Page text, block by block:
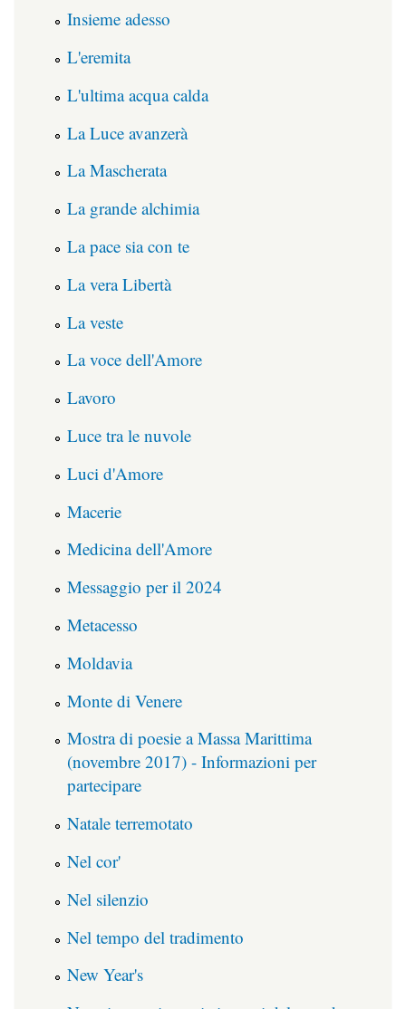
Insieme adesso
L'eremita
L'ultima acqua calda
La Luce avanzerà
La Mascherata
La grande alchimia
La pace sia con te
La vera Libertà
La veste
La voce dell'Amore
Lavoro
Luce tra le nuvole
Luci d'Amore
Macerie
Medicina dell'Amore
Messaggio per il 2024
Metacesso
Moldavia
Monte di Venere
Mostra di poesie a Massa Marittima
(novembre 2017) - Informazioni per
partecipare
Natale terremotato
Nel cor'
Nel silenzio
Nel tempo del tradimento
New Year's